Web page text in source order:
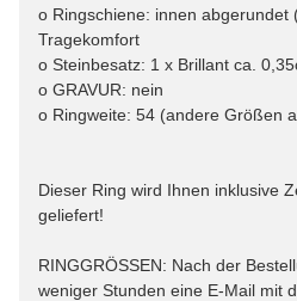
o Ringschiene: innen abgerundet
Tragekomfort
o Steinbesatz: 1 x Brillant ca.
o GRAVUR: nein
o Ringweite: 54 (andere Größen
Dieser Ring wird Ihnen inklusive
geliefert!
RINGGRÖSSEN: Nach der
weniger Stunden eine E-Mail mit